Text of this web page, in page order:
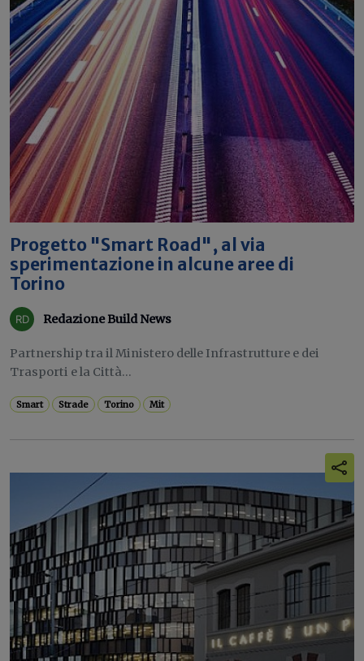
Progetto "Smart Road", al via
sperimentazione in alcune aree di
Torino
Redazione Build News
Partnership tra il Ministero delle Infrastrutture e dei
Trasporti e la Città...
Smart Strade Torino Mit